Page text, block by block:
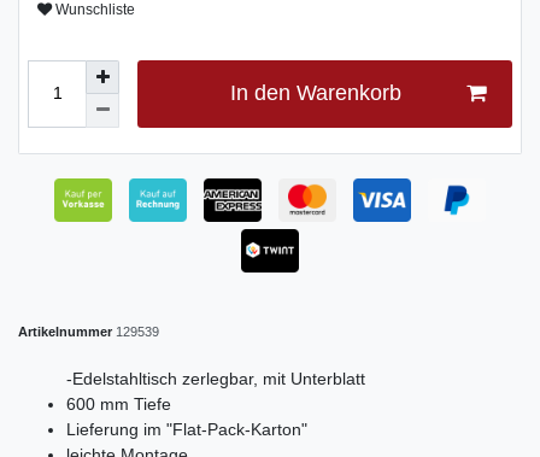
Wunschliste
In den Warenkorb
Artikelnummer 129539
-Edelstahltisch zerlegbar, mit Unterblatt
600 mm Tiefe
Lieferung im "Flat-Pack-Karton"